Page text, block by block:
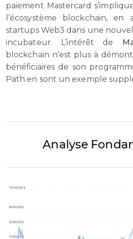
paiement Mastercard
l’écosystème blockchain, en
startups Web3 dans une
incubateur. L’intérêt de
blockchain n’est plus à
bénéficiaires de son
Path en sont un exemple
Analyse